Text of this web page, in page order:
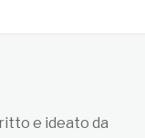
e ideato da